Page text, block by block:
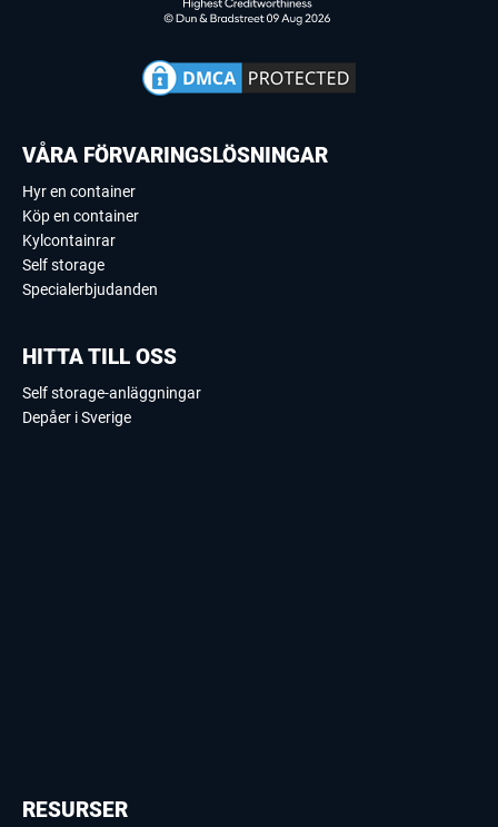
VÅRA FÖRVARINGSLÖSNINGAR
Hyr en container
Köp en container
Kylcontainrar
Self storage
Specialerbjudanden
HITTA TILL OSS
Self storage-anläggningar
Depåer i Sverige
RESURSER